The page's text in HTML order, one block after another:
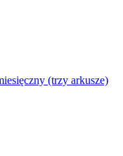
(trzy arkusze)